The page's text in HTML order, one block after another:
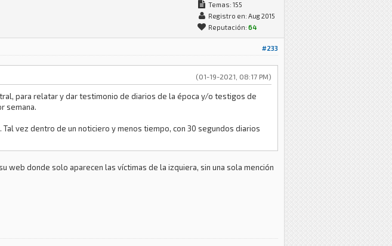
Temas: 155
Registro en: Aug 2015
Reputación: 64
#233
(01-19-2021, 08:17 PM)
para relatar y dar testimonio de diarios de la época y/o testigos de
semana.
vez dentro de un noticiero y menos tiempo, con 30 segundos diarios
web donde solo aparecen las víctimas de la izquiera, sin una sola mención